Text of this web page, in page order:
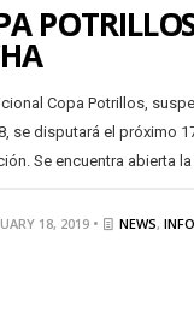
Copa Potrillos,
se disputará el próximo
Se encuentra abierta
18, 2019 • NEWS, INFO